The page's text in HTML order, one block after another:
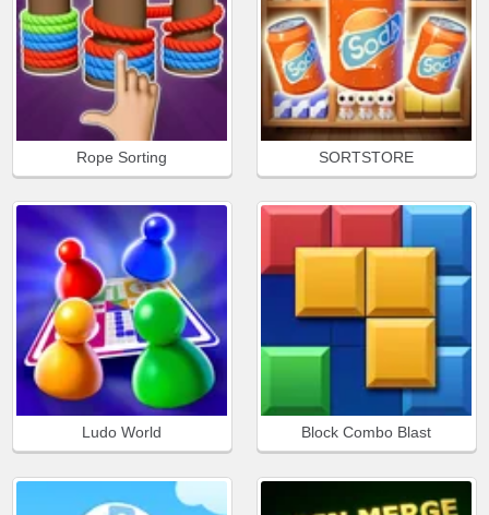
Rope Sorting SORTSTORE
Ludo World Block Combo Blast